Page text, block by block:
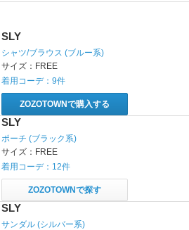
SLY
シャツ/ブラウス (ブルー系)
サイズ： FREE
着用コーデ： 9件
ZOZOTOWNで購入する
SLY
ポーチ (ブラック系)
サイズ： FREE
着用コーデ： 12件
ZOZOTOWNで探す
SLY
サンダル (シルバー系)